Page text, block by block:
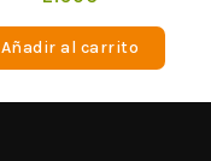
Añadir al carrito